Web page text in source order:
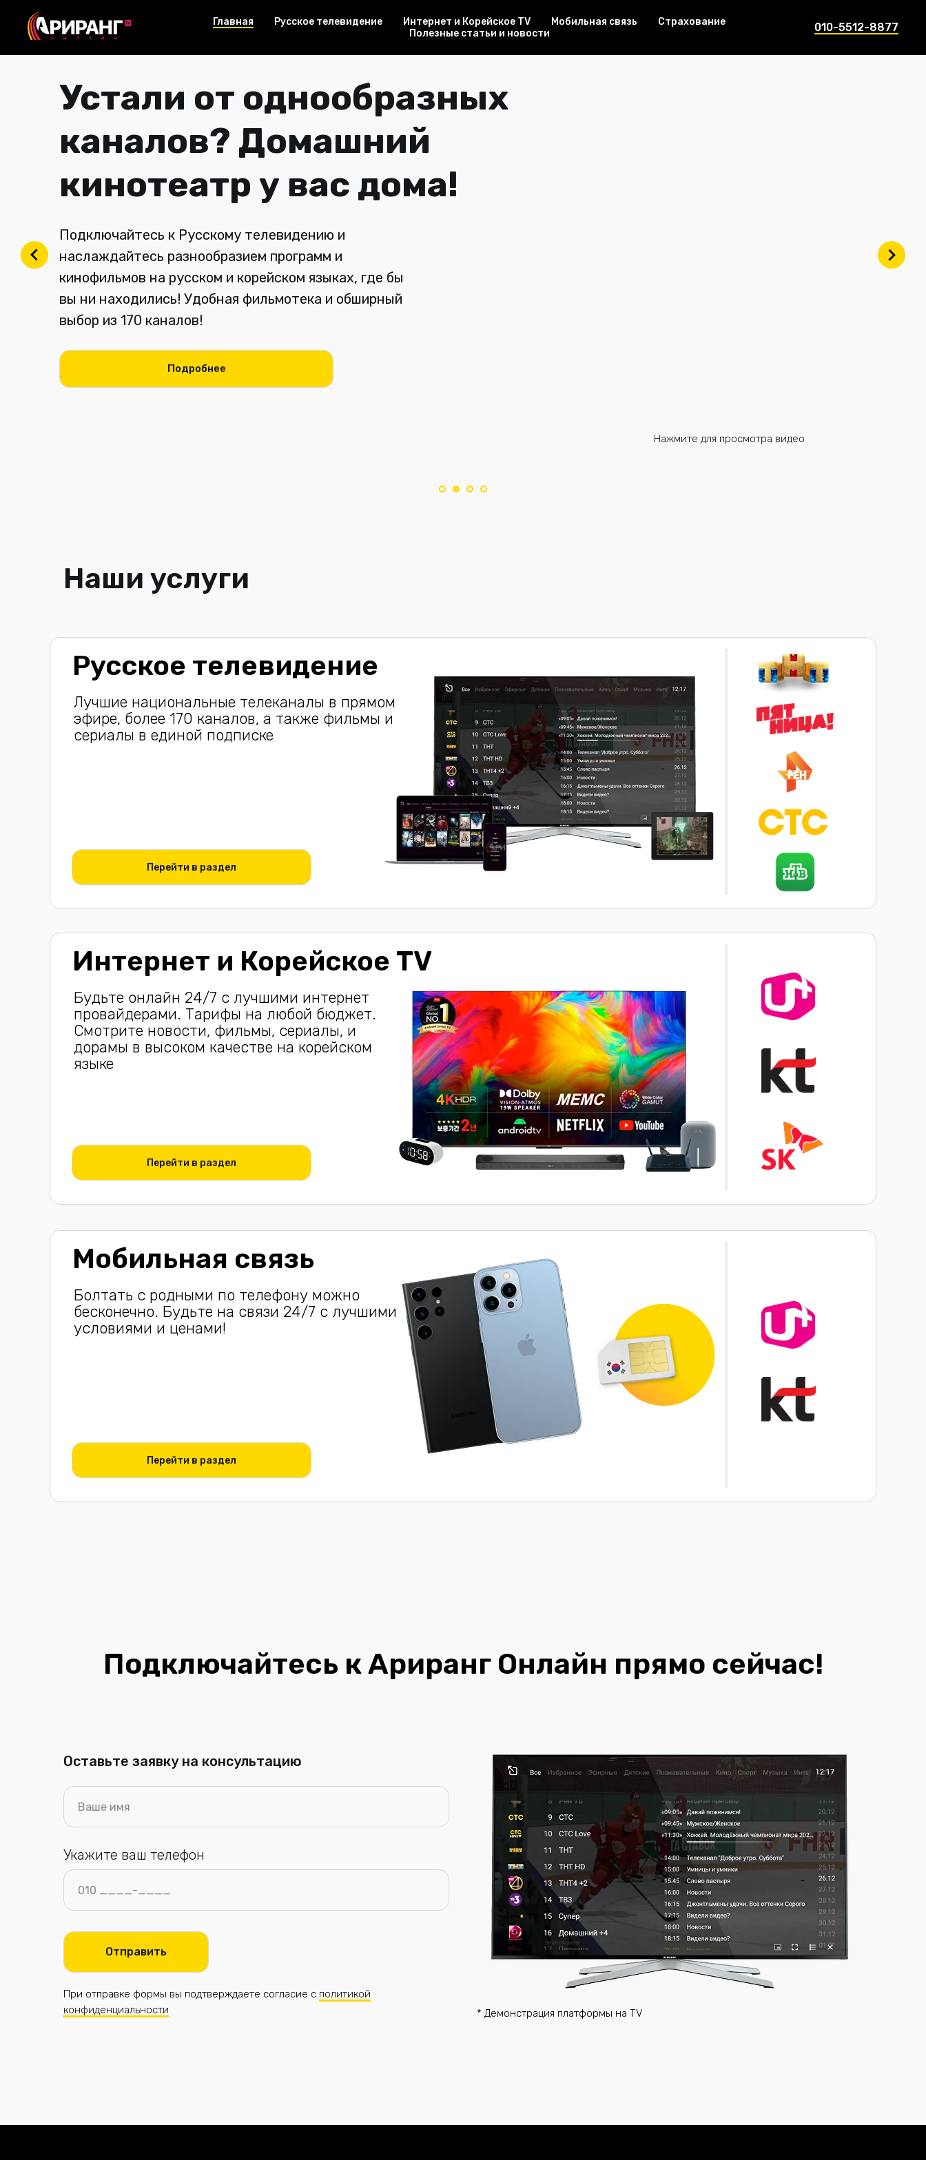
Главная Русское телевидение Интернет и Корейское TV Мобильная связь
Страхование
Полезные статьи и новости
010-5512-8877
Быстрый интернет - это
ключ к успеху в онлайн-мире
Подключайтесь к ведущим интернет-
провайдерам Южной Кореи и наслаждайтесь
высокоскоростным и стабильным доступом в
Интернет, где бы вы ни находились! Подарки
при подключении.
Наши услуги
Русское телевидение
Перейти в раздел
Лучшие национальные телеканалы в прямом
эфире, более 170 каналов, а также фильмы и
сериалы в единой подписке
Интернет и Корейское TV
Перейти в раздел
Будьте онлайн 24/7 c лучшими интернет
провайдерами. Тарифы на любой бюджет.
Смотрите новости, фильмы, сериалы, и
дорамы в высоком качестве на корейском
языке
Мобильная связь
Перейти в раздел
Болтать с родными по телефону можно
бесконечно. Будьте на связи 24/7 с лучшими
условиями и ценами!
Подключайтесь к Ариранг Онлайн прямо сейчас!
Оставьте заявку на консультацию
Укажите ваш телефон
Отправить
При отправке формы вы подтверждаете согласие с политикой
конфиденциальности
* Демонстрация платформы на TV